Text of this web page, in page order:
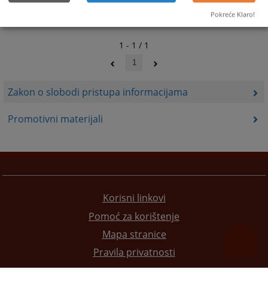
Zakon o slobodi pristupa informacijama
Promotivni materijali
1 - 1 / 1
1
Korisni linkovi
Pomoć za korištenje
Mapa stranice
Pravila privatnosti
Pokreće Klaro!